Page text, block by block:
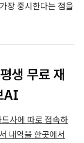
장 중시한다는 점을
생 무료 재
AI
드사에 따로 접속하
내역을 한곳에서